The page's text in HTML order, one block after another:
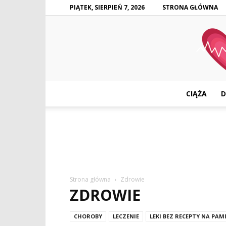
PIĄTEK, SIERPIEŃ 7, 2026 STRONA GŁÓWNA
CIĄŻA
Strona główna Zdrowie
ZDROWIE
CHOROBY LECZENIE LEKI BEZ RECEPTY NA